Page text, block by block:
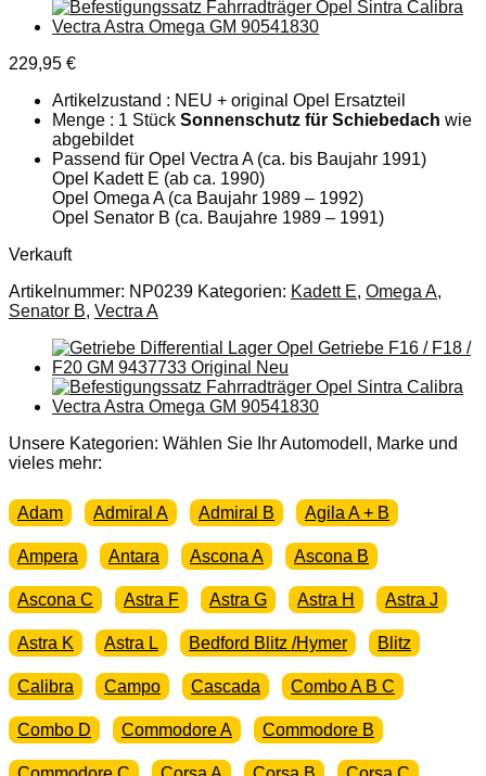
229,95 €
Artikelzustand : NEU + original Opel Ersatzteil
Menge : 1 Stück Sonnenschutz für Schiebedach wie
abgebildet
Passend für Opel Vectra A (ca. bis Baujahr 1991)
Opel Kadett E (ab ca. 1990)
Opel Omega A (ca Baujahr 1989 – 1992)
Opel Senator B (ca. Baujahre 1989 – 1991)
Verkauft
Artikelnummer: NP0239 Kategorien: Kadett E, Omega A,
Senator B, Vectra A
Unsere Kategorien: Wählen Sie Ihr Automodell, Marke und
vieles mehr:
Adam Admiral A Admiral B Agila A + B
Ampera Antara Ascona A Ascona B
Ascona C Astra F Astra G Astra H Astra J
Astra K Astra L Bedford Blitz /Hymer Blitz
Calibra Campo Cascada Combo A B C
Combo D Commodore A Commodore B